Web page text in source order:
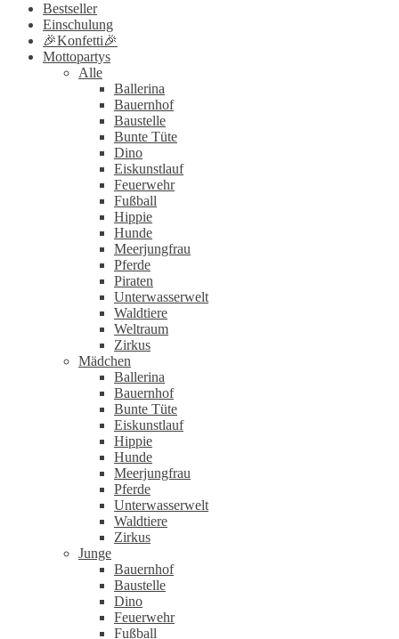
Bestseller
Einschulung
🎉Konfetti🎉
Mottopartys
Alle
Ballerina
Bauernhof
Baustelle
Bunte Tüte
Dino
Eiskunstlauf
Feuerwehr
Fußball
Hippie
Hunde
Meerjungfrau
Pferde
Piraten
Unterwasserwelt
Waldtiere
Weltraum
Zirkus
Mädchen
Ballerina
Bauernhof
Bunte Tüte
Eiskunstlauf
Hippie
Hunde
Meerjungfrau
Pferde
Unterwasserwelt
Waldtiere
Zirkus
Junge
Bauernhof
Baustelle
Dino
Feuerwehr
Fußball